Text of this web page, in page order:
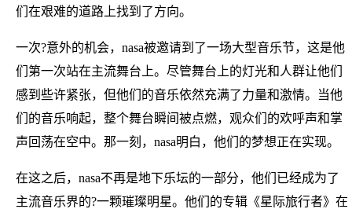
们在艰难的道路上找到了方向。
一次?意外的机会，nasa被邀请到了一场大型音乐节，这是他
们第一次站在主流舞台上。尽管舞台上的灯光和人群让他们
感到些许紧张，但他们的音乐依然充满了力量和激情。当他
们的音乐响起，整个舞台瞬间被点燃，观众们的欢呼声和掌
声回荡在空中。那一刻，nasa明白，他们的梦想正在实现。
在这之后，nasa不再是地下乐坛的一部分，他们已经成为了
主流音乐界的?一颗璀璨明星。他们的专辑《星际旅行者》在